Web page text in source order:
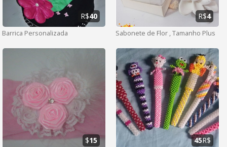
Barrica Personalizada
R$40
Sabonete de Flor , Tamanho Plus
R$4
$15 45R$